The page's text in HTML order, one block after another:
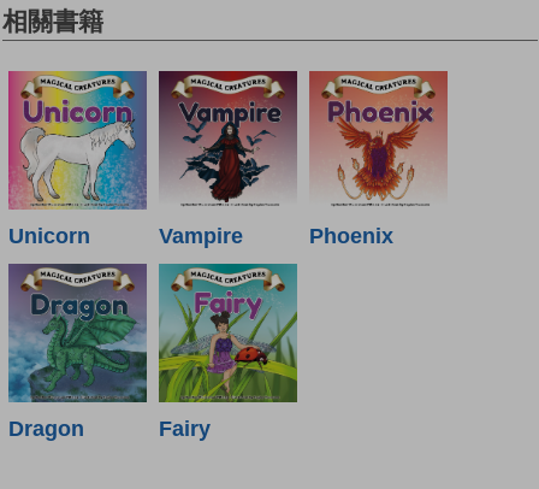
相關書籍
Unicorn Vampire Phoenix
Dragon Fairy